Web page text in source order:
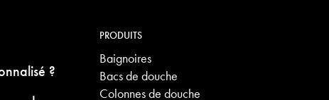
?
PRODUITS
Baignoires
Bacs de douche
Colonnes de douche